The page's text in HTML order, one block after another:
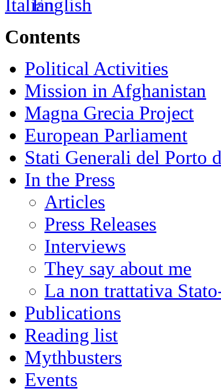
Contents
Political Activities
Mission in Afghanistan
Magna Grecia Project
European Parliament
Stati Generali del Porto
In the Press
Articles
Press Releases
Interviews
They say about me
La non trattativa
Publications
Reading list
Mythbusters
Events